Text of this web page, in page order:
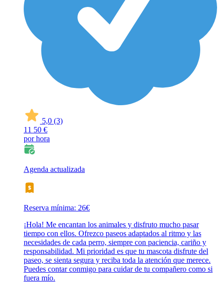
5,0 (3)
11 50 €
por hora
Agenda actualizada
Reserva mínima: 26€
¡Hola! Me encantan los animales y disfruto mucho pasar
tiempo con ellos. Ofrezco paseos adaptados al ritmo y las
necesidades de cada perro, siempre con paciencia, cariño y
responsabilidad. Mi prioridad es que tu mascota disfrute del
paseo, se sienta segura y reciba toda la atención que merece.
Puedes contar conmigo para cuidar de tu compañero como si
fuera mío.